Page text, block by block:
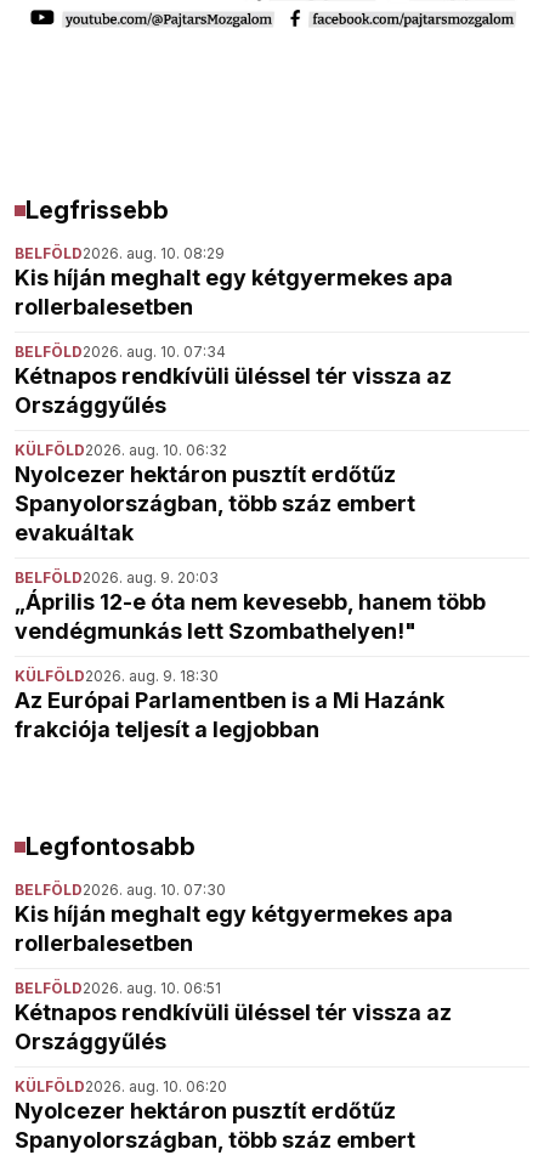
Legfrissebb
BELFÖLD2026. aug. 10. 08:29
Kis híján meghalt egy kétgyermekes apa
rollerbalesetben
BELFÖLD2026. aug. 10. 07:34
Kétnapos rendkívüli üléssel tér vissza az
Országgyűlés
KÜLFÖLD2026. aug. 10. 06:32
Nyolcezer hektáron pusztít erdőtűz
Spanyolországban, több száz embert
evakuáltak
BELFÖLD2026. aug. 9. 20:03
„Április 12-e óta nem kevesebb, hanem több
vendégmunkás lett Szombathelyen!"
KÜLFÖLD2026. aug. 9. 18:30
Az Európai Parlamentben is a Mi Hazánk
frakciója teljesít a legjobban
Legfontosabb
BELFÖLD2026. aug. 10. 07:30
Kis híján meghalt egy kétgyermekes apa
rollerbalesetben
BELFÖLD2026. aug. 10. 06:51
Kétnapos rendkívüli üléssel tér vissza az
Országgyűlés
KÜLFÖLD2026. aug. 10. 06:20
Nyolcezer hektáron pusztít erdőtűz
Spanyolországban, több száz embert